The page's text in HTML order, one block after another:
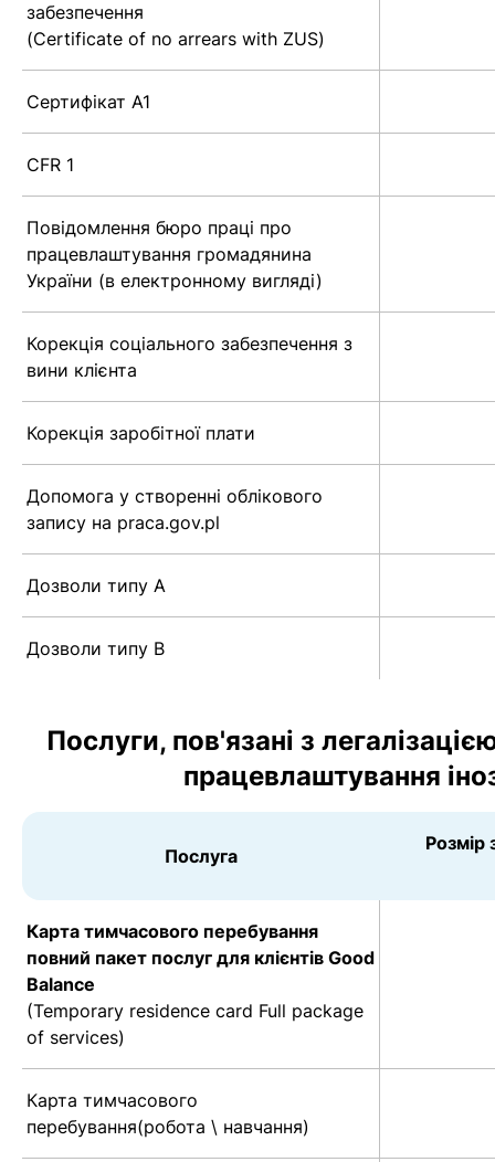
забезпечення
(Certificate of no arrears with ZUS)
Сертифікат А1
CFR 1
Повідомлення бюро праці про
працевлаштування громадянина
України (в електронному вигляді)
Корекція соціального забезпечення з
вини клієнта
Корекція заробітної плати
Допомога у створенні облікового
запису на praca.gov.pl
Дозволи типу А
Дозволи типу B
Послуги, пов'язані з
працевлаштування
Послуга
Розмір
Карта тимчасового перебування
повний пакет послуг для клієнтів Good
Balance
(Temporary residence card Full package
of services)
Карта тимчасового
перебування(робота \ навчання)